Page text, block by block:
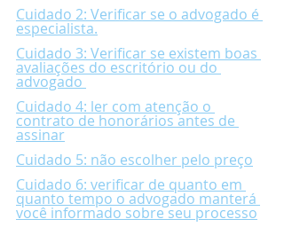
Cuidado 2: Verificar se o advogado é
especialista.
Cuidado 3: Verificar se existem boas
avaliações do escritório ou do
advogado
Cuidado 4: ler com atenção o
contrato de honorários antes de
assinar
Cuidado 5: não escolher pelo preço
Cuidado 6: verificar de quanto em
quanto tempo o advogado manterá
você informado sobre seu processo